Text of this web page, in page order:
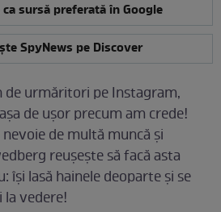
sursă preferată în Google
SpyNews pe Discover
de urmăritori pe Instagram,
de ușor precum am crede!
de multă muncă și
reușește să facă asta
lasă hainele deoparte și se
vedere!